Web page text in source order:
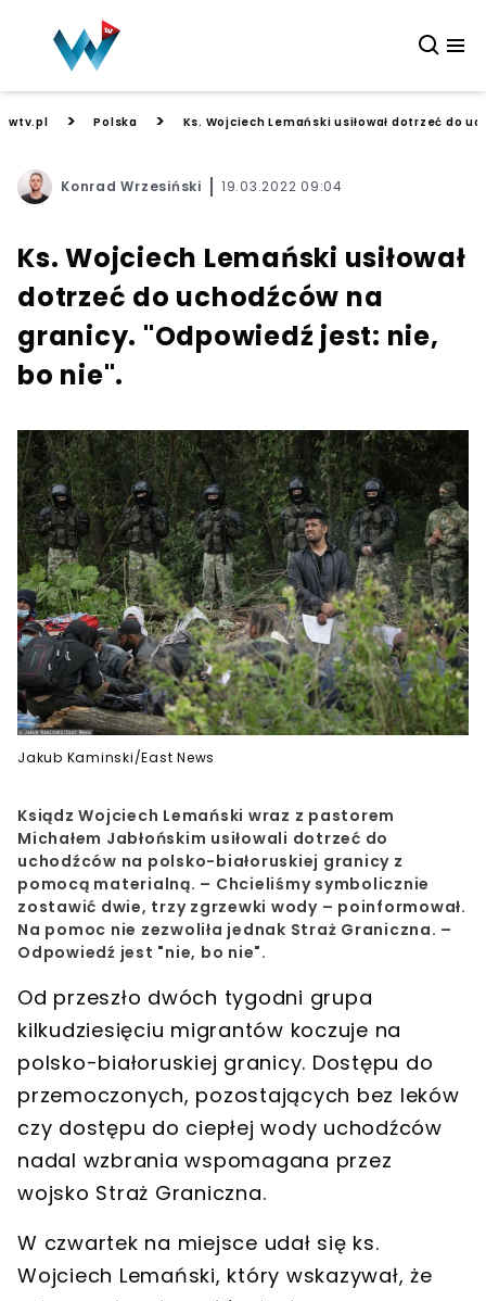
wtv.pl > Polska > Ks. Wojciech Lemański usiłował dotrzeć do
Konrad Wrzesiński 19.03.2022 09:04
Ks. Wojciech Lemański usiłował
dotrzeć do uchodźców na
granicy. "Odpowiedź jest: nie,
bo nie".
Jakub Kaminski/East News
Ksiądz Wojciech Lemański wraz z pastorem
Michałem Jabłońskim usiłowali dotrzeć do
uchodźców na polsko-białoruskiej granicy z
pomocą materialną. – Chcieliśmy symbolicznie
zostawić dwie, trzy zgrzewki wody – poinformował.
Na pomoc nie zezwoliła jednak Straż Graniczna. –
Odpowiedź jest "nie, bo nie".
Od przeszło dwóch tygodni grupa
kilkudziesięciu migrantów koczuje na
polsko-białoruskiej granicy. Dostępu do
przemoczonych, pozostających bez leków
czy dostępu do ciepłej wody uchodźców
nadal wzbraniawspomagana przez
wojsko Straż Graniczna.
W czwartek na miejsce udał się ks.
Wojciech Lemański, który wskazywał, że